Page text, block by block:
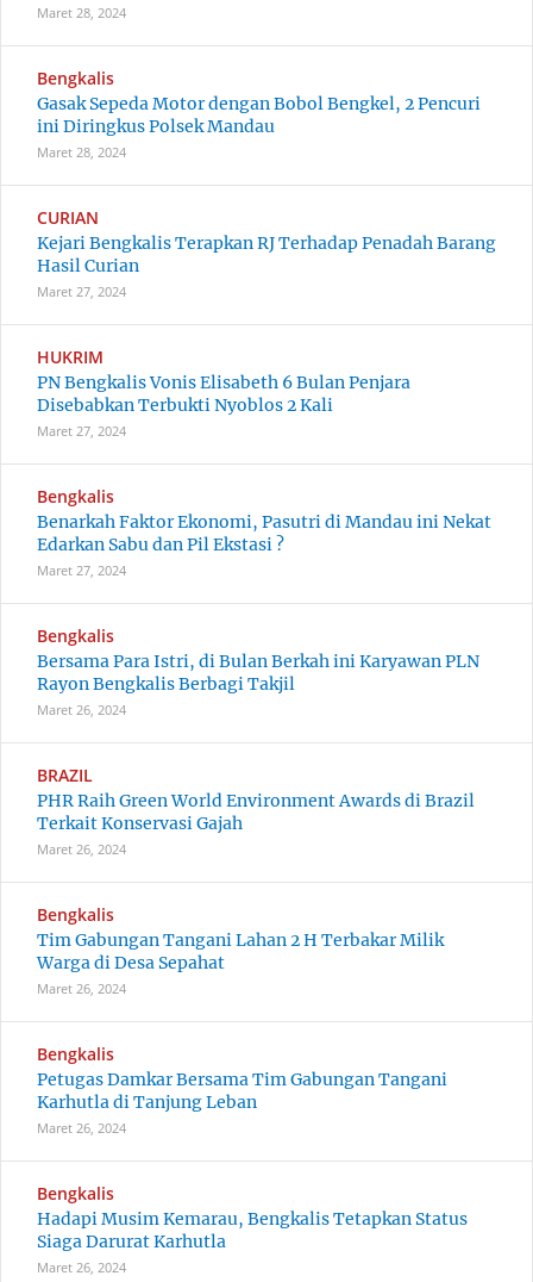
Maret 28, 2024
Bengkalis
Gasak Sepeda Motor dengan Bobol Bengkel, 2 Pencuri
ini Diringkus Polsek Mandau
Maret 28, 2024
CURIAN
Kejari Bengkalis Terapkan RJ Terhadap Penadah Barang
Hasil Curian
Maret 27, 2024
HUKRIM
PN Bengkalis Vonis Elisabeth 6 Bulan Penjara
Disebabkan Terbukti Nyoblos 2 Kali
Maret 27, 2024
Bengkalis
Benarkah Faktor Ekonomi, Pasutri di Mandau ini Nekat
Edarkan Sabu dan Pil Ekstasi ?
Maret 27, 2024
Bengkalis
Bersama Para Istri, di Bulan Berkah ini Karyawan PLN
Rayon Bengkalis Berbagi Takjil
Maret 26, 2024
BRAZIL
PHR Raih Green World Environment Awards di Brazil
Terkait Konservasi Gajah
Maret 26, 2024
Bengkalis
Tim Gabungan Tangani Lahan 2 H Terbakar Milik
Warga di Desa Sepahat
Maret 26, 2024
Bengkalis
Petugas Damkar Bersama Tim Gabungan Tangani
Karhutla di Tanjung Leban
Maret 26, 2024
Bengkalis
Hadapi Musim Kemarau, Bengkalis Tetapkan Status
Siaga Darurat Karhutla
Maret 26, 2024